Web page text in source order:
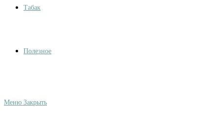
Табак
Полезное
Меню Закрыть